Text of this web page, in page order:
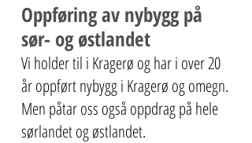
Oppføring av nybygg på
sør- og østlandet
Vi holder til i Kragerø og har i over 20
år oppført nybygg i Kragerø og omegn.
Men påtar oss også oppdrag på hele
sørlandet og østlandet.